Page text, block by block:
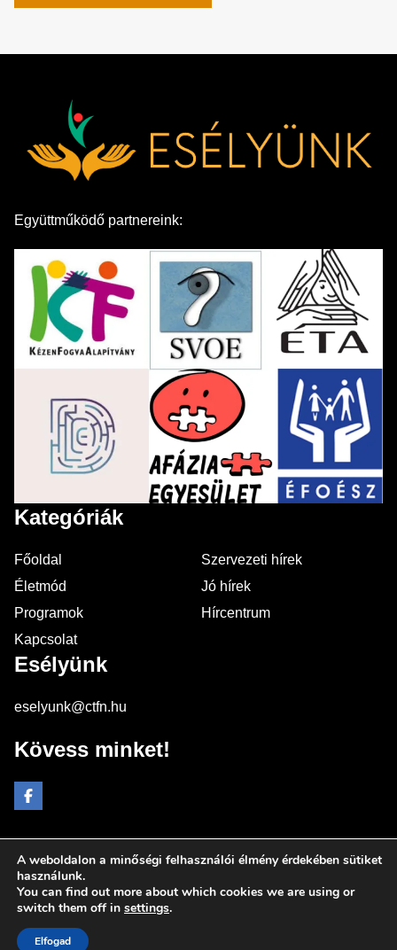
Együttműködő partnereink:
Kategóriák
Főoldal
Szervezeti hírek
Életmód
Jó hírek
Programok
Hírcentrum
Kapcsolat
Esélyünk
eselyunk@ctfn.hu
Kövess minket!
Copyright © 2024 eselyunk.hu. Minden jog fenntartva.
Általános Szerződési Feltételek
Adatkezelési Nyilatkozat
A weboldalon a minőségi felhasználói élmény érdekében sütiket
használunk.
You can find out more about which cookies we are using or
switch them off in settings.
Elfogad